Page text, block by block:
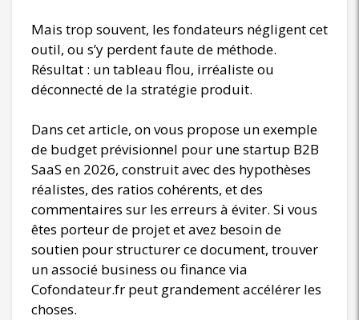
Mais trop souvent, les fondateurs négligent cet
outil, ou s’y perdent faute de méthode.
Résultat : un tableau flou, irréaliste ou
déconnecté de la stratégie produit.
Dans cet article, on vous propose un exemple
de budget prévisionnel pour une startup B2B
SaaS en 2026, construit avec des hypothèses
réalistes, des ratios cohérents, et des
commentaires sur les erreurs à éviter. Si vous
êtes porteur de projet et avez besoin de
soutien pour structurer ce document, trouver
un associé business ou finance via
Cofondateur.fr peut grandement accélérer les
choses.